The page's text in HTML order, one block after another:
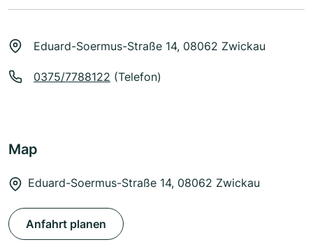
Eduard-Soermus-Straße 14, 08062 Zwickau
0375/7788122 (Telefon)
Map
Eduard-Soermus-Straße 14, 08062 Zwickau
Anfahrt planen